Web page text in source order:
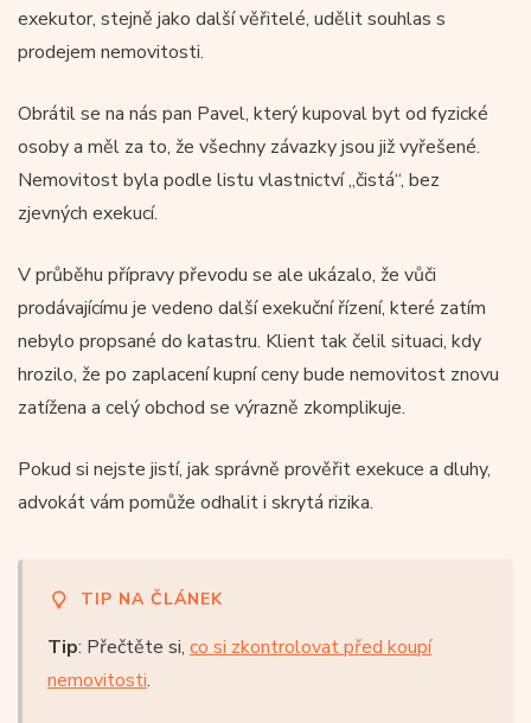
exekutor, stejně jako další věřitelé, udělit souhlas s
prodejem nemovitosti.
Obrátil se na nás pan Pavel, který kupoval byt od fyzické
osoby a měl za to, že všechny závazky jsou již vyřešené.
Nemovitost byla podle listu vlastnictví „čistá“, bez
zjevných exekucí.
V průběhu přípravy převodu se ale ukázalo, že vůči
prodávajícímu je vedeno další exekuční řízení, které zatím
nebylo propsané do katastru. Klient tak čelil situaci, kdy
hrozilo, že po zaplacení kupní ceny bude nemovitost znovu
zatížena a celý obchod se výrazně zkomplikuje.
Pokud si nejste jistí, jak správně prověřit exekuce a dluhy,
advokát vám pomůže odhalit i skrytá rizika.
TIP NA ČLÁNEK
Tip: Přečtěte si, co si zkontrolovat před koupí
nemovitosti.